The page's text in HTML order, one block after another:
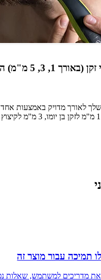
3 מסרקים לזיפי זקן (באורך 1, 3,
קצר
עבור מוצר זה
למשתמש, שאלות נפוצות